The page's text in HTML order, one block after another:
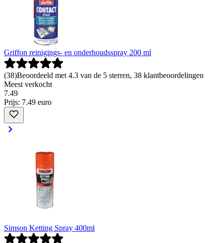
Griffon reinigings- en onderhoudsspray 200 ml
(38)Beoordeeld met 4.3 van de 5 sterren, 38 klantbeoordelingen
Meest verkocht
7.49
Prijs: 7.49 euro
Simson Ketting Spray 400ml